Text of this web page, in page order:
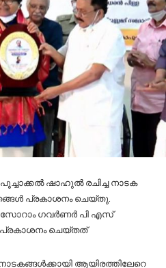
ഷാഹുല്‍ രചിച്ച നാടക
പ്രകാശനം ചെയ്തു.
ഗവര്‍ണര്‍ പി എസ്
ചെയ്തത്
ആയിരത്തിലേറെ